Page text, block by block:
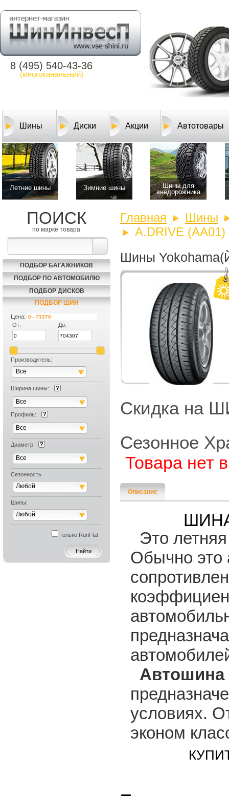
8 (495) 540-43-36
(многоканальный)
Шины Диски Акции Автотовары
Летние шины Зимние шины
Шины для
внедорожника
ПОИСК
по марке товара
ПОДБОР БАГАЖНИКОВ
ПОДБОР ПО АВТОМОБИЛЮ
ПОДБОР ДИСКОВ
ПОДБОР ШИН
Цена:
От:
До:
Производитель:
Все
Ширина шины:
Все
Профиль:
Все
Диаметр
Все
Сезонность
Любой
Шипы:
Любой
только RunFlat
Главная
Шины
A.DRIVE (AA01)
Шины
Скидка на
Сезонное
Товара нет
Описание
ШИНА
Это
Обычно это
Автошина
условиях.
эконом